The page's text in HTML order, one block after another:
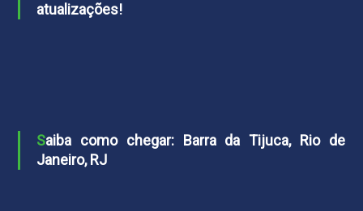
atualizações!
Saiba como chegar: Barra da Tijuca, Rio de
Janeiro, RJ